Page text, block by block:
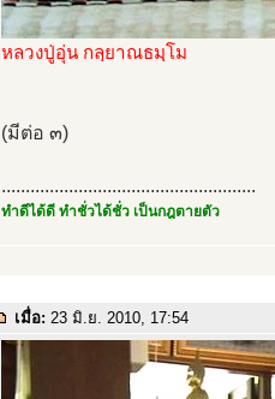
หลวงปู่อุ่น กลฺยาณธมฺโม
(มีต่อ ๓)
.....................................................
ทำดีได้ดี ทำชั่วได้ชั่ว เป็นกฎตายตัว
เมื่อ: 23 มิ.ย. 2010, 17:54